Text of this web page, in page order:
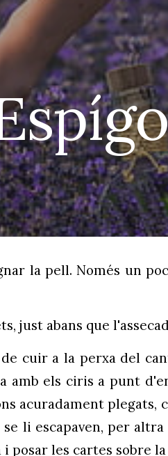
la pell. Només un
just abans que
cuir a la perxa del
els ciris a punt
acuradament plegats,
li escapaven, per
les cartes sobre